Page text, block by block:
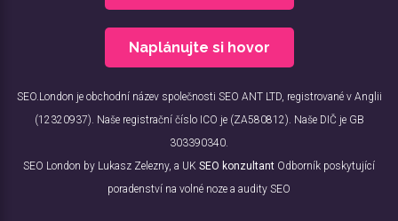
Naplánujte si hovor
SEO.London je obchodní název společnosti SEO ANT LTD, registrované v Anglii
(12320937). Naše registrační číslo ICO je (ZA580812). Naše DIČ je GB
303390340.
SEO London by Lukasz Zelezny, a UK SEO konzultant Odborník poskytující
poradenství na volné noze a audity SEO